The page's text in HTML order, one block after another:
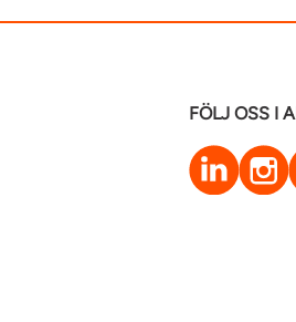
FÖLJ OSS I